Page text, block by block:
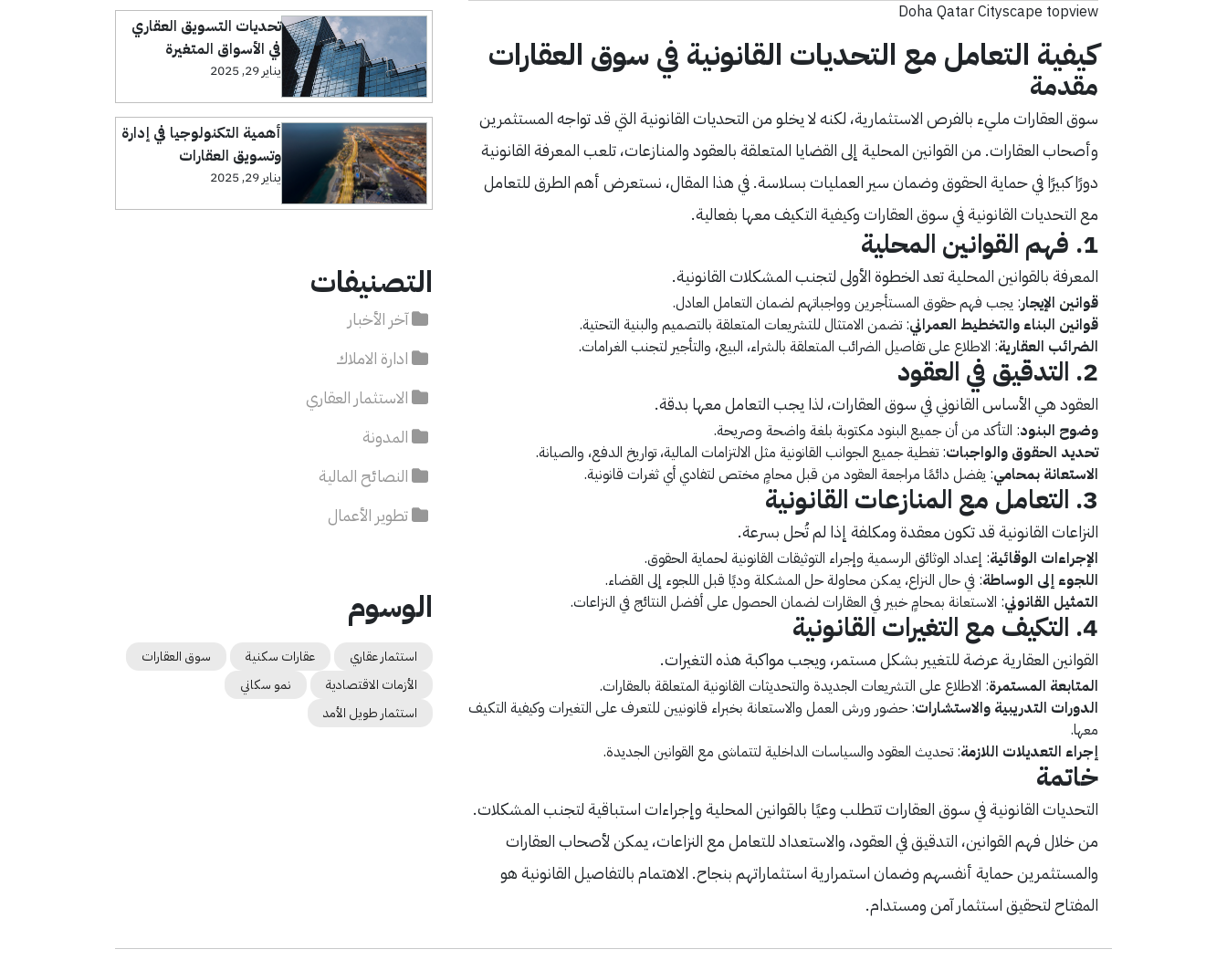
Doha Qatar Cityscape topview
كيفية التعامل مع التحديات القانونية في سوق العقارات
مقدمة
سوق العقارات مليء بالفرص الاستثمارية، لكنه لا يخلو من التحديات القانونية التي قد تواجه المستثمرين
وأصحاب العقارات. من القوانين المحلية إلى القضايا المتعلقة بالعقود والمنازعات، تلعب المعرفة القانونية
دورًا كبيرًا في حماية الحقوق وضمان سير العمليات بسلاسة. في هذا المقال، نستعرض أهم الطرق للتعامل
مع التحديات القانونية في سوق العقارات وكيفية التكيف معها بفعالية.
1. فهم القوانين المحلية
المعرفة بالقوانين المحلية تعد الخطوة الأولى لتجنب المشكلات القانونية.
قوانين الإيجار: يجب فهم حقوق المستأجرين وواجباتهم لضمان التعامل العادل.
قوانين البناء والتخطيط العمراني: تضمن الامتثال للتشريعات المتعلقة بالتصميم والبنية التحتية.
الضرائب العقارية: الاطلاع على تفاصيل الضرائب المتعلقة بالشراء، البيع، والتأجير لتجنب الغرامات.
2. التدقيق في العقود
العقود هي الأساس القانوني في سوق العقارات، لذا يجب التعامل معها بدقة.
وضوح البنود: التأكد من أن جميع البنود مكتوبة بلغة واضحة وصريحة.
تحديد الحقوق والواجبات: تغطية جميع الجوانب القانونية مثل الالتزامات المالية، تواريخ الدفع، والصيانة.
الاستعانة بمحامي: يفضل دائمًا مراجعة العقود من قبل محامٍ مختص لتفادي أي ثغرات قانونية.
3. التعامل مع المنازعات القانونية
النزاعات القانونية قد تكون معقدة ومكلفة إذا لم تُحل بسرعة.
الإجراءات الوقائية: إعداد الوثائق الرسمية وإجراء التوثيقات القانونية لحماية الحقوق.
اللجوء إلى الوساطة: في حال النزاع، يمكن محاولة حل المشكلة وديًا قبل اللجوء إلى القضاء.
التمثيل القانوني: الاستعانة بمحامٍ خبير في العقارات لضمان الحصول على أفضل النتائج في النزاعات.
4. التكيف مع التغيرات القانونية
القوانين العقارية عرضة للتغيير بشكل مستمر، ويجب مواكبة هذه التغيرات.
المتابعة المستمرة: الاطلاع على التشريعات الجديدة والتحديثات القانونية المتعلقة بالعقارات.
الدورات التدريبية والاستشارات: حضور ورش العمل والاستعانة بخبراء قانونيين للتعرف على التغيرات وكيفية التكيف
معها.
إجراء التعديلات اللازمة: تحديث العقود والسياسات الداخلية لتتماشى مع القوانين الجديدة.
خاتمة
التحديات القانونية في سوق العقارات تتطلب وعيًا بالقوانين المحلية وإجراءات استباقية لتجنب المشكلات.
من خلال فهم القوانين، التدقيق في العقود، والاستعداد للتعامل مع النزاعات، يمكن لأصحاب العقارات
والمستثمرين حماية أنفسهم وضمان استمرارية استثماراتهم بنجاح. الاهتمام بالتفاصيل القانونية هو
المفتاح لتحقيق استثمار آمن ومستدام.
تحديات التسويق العقاري
في الأسواق المتغيرة
يناير 29, 2025
أهمية التكنولوجيا في إدارة
وتسويق العقارات
يناير 29, 2025
التصنيفات
آخر الأخبار
ادارة الاملاك
الاستثمار العقاري
المدونة
النصائح المالية
تطوير الأعمال
الوسوم
استثمار عقاري عقارات سكنية
سوق العقارات
الأزمات الاقتصادية
نمو سكاني
استثمار طويل الأمد